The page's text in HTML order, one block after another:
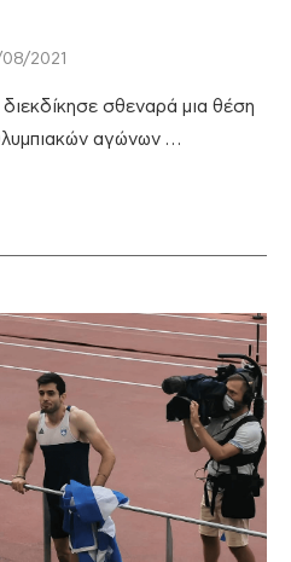
2021
σθεναρά μια θέση
αγώνων …